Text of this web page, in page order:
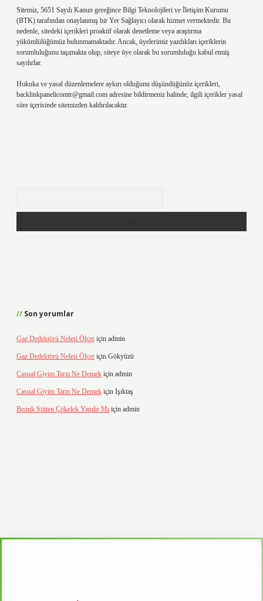
Sitemiz, 5651 Sayılı Kanun gereğince Bilgi Teknolojileri ve İletişim Kurumu
(BTK) tarafından onaylanmış bir Yer Sağlayıcı olarak hizmet vermektedir. Bu
nedenle, sitedeki içerikleri proaktif olarak denetleme veya araştırma
yükümlülüğümüz bulunmamaktadır. Ancak, üyelerimiz yazdıkları içeriklerin
sorumluluğunu taşımakta olup, siteye üye olarak bu sorumluluğu kabul etmiş
sayılırlar.
Hukuka ve yasal düzenlemelere aykırı olduğunu düşündüğünüz içerikleri,
backlinkpanelicomtr@gmail.com adresine bildirmeniz halinde, ilgili içerikler yasal
süre içerisinde sitemizden kaldırılacaktır.
Son yorumlar
Gaz Dedektörü Neleri Ölçer için admin
Gaz Dedektörü Neleri Ölçer için Gökyüzü
Casual Giyim Tarzı Ne Demek için admin
Casual Giyim Tarzı Ne Demek için Işıktaş
Bozuk Sütten Çökelek Yapılır Mı için admin